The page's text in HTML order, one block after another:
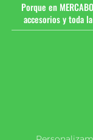
Porque en
accesorios y toda